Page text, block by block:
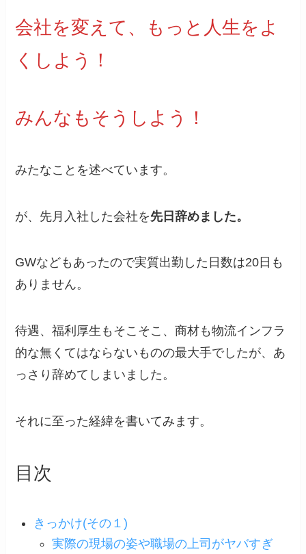
会社を変えて、もっと人生をよ
くしよう！
みんなもそうしよう！
みたなことを述べています。
が、先月入社した会社を先日辞めました。
GWなどもあったので実質出勤した日数は20日も
ありません。
待遇、福利厚生もそこそこ、商材も物流インフラ
的な無くてはならないものの最大手でしたが、あ
っさり辞めてしまいました。
それに至った経緯を書いてみます。
目次
きっかけ(その１)
実際の現場の姿や職場の上司がヤバすぎ